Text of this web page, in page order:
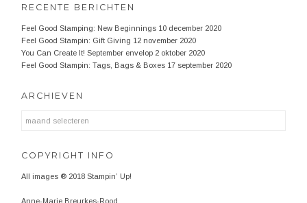
RECENTE BERICHTEN
Feel Good Stamping: New Beginnings 10 december 2020
Feel Good Stampin: Gift Giving 12 november 2020
You Can Create It! September envelop 2 oktober 2020
Feel Good Stampin: Tags, Bags & Boxes 17 september 2020
ARCHIEVEN
Archieven
COPYRIGHT INFO
All images ® 2018 Stampin’ Up!
Anne-Marie Breurkes-Rood